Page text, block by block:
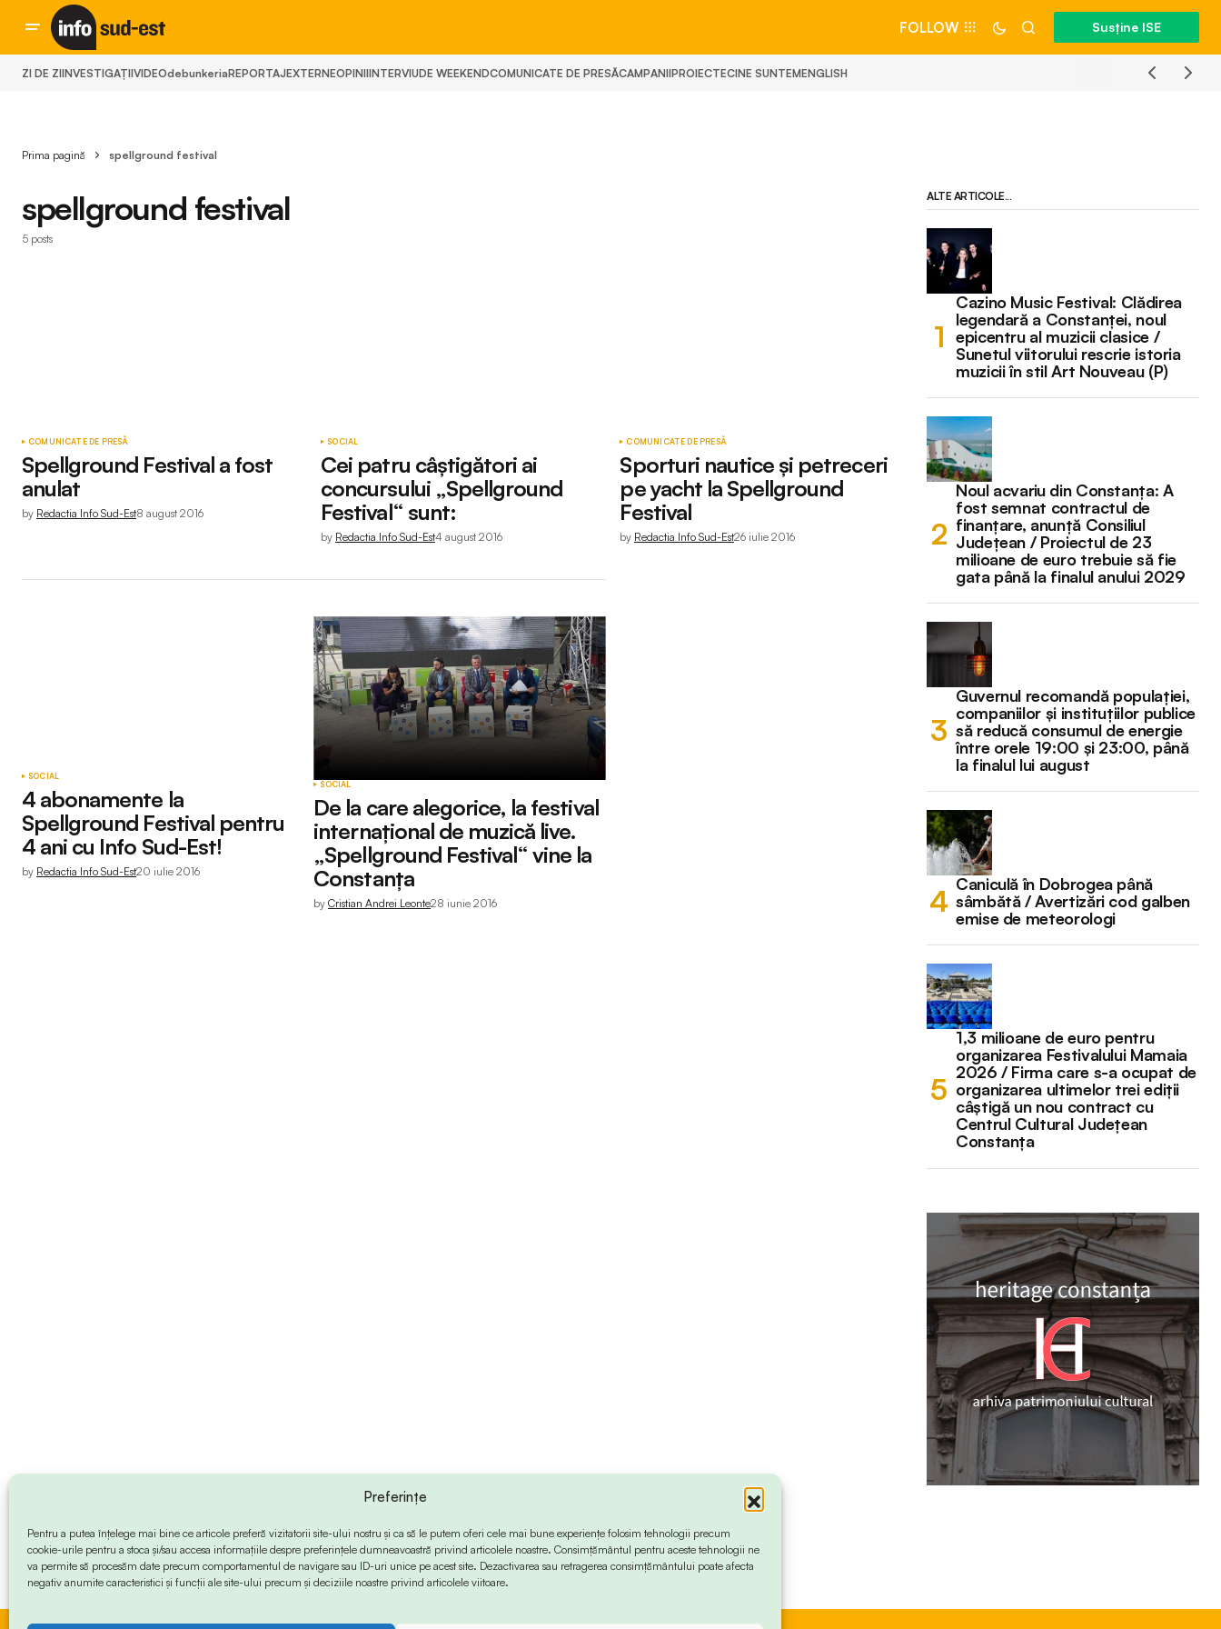
Preferințe
Pentru a putea înțelege mai bine ce articole preferă vizitatorii site-ului nostru și ca să le putem oferi cele mai bune experiențe folosim tehnologii precum
cookie-urile pentru a stoca și/sau accesa informațiile despre preferințele dumneavoastră privind articolele noastre. Consimțământul pentru aceste tehnologii ne
va permite să procesăm date precum comportamentul de navigare sau ID-uri unice pe acest site. Dezactivarea sau retragerea consimțământului poate afecta
negativ anumite caracteristici și funcții ale site-ului precum și deciziile noastre privind articolele viitoare.
FOLLOW Susține ISE
ZI DE ZIINVESTIGAȚIIVIDEOdebunkeriaREPORTAJEXTERNEOPINIIINTERVIUDE WEEKENDCOMUNICATE DE PRESĂCAMPANIIPROIECTECINE SUNTEMENGLISH
Prima pagină spellground festival
spellground festival
5 posts
COMUNICATE DE PRESĂ
Spellground Festival a fost
anulat
by Redactia Info Sud-Est8 august 2016
SOCIAL
Cei patru câștigători ai
concursului „Spellground
Festival“ sunt:
by Redactia Info Sud-Est4 august 2016
COMUNICATE DE PRESĂ
Sporturi nautice și petreceri
pe yacht la Spellground
Festival
by Redactia Info Sud-Est26 iulie 2016
SOCIAL
4 abonamente la
Spellground Festival pentru
4 ani cu Info Sud-Est!
by Redactia Info Sud-Est20 iulie 2016
SOCIAL
De la care alegorice, la festival
internațional de muzică live.
„Spellground Festival“ vine la
Constanța
by Cristian Andrei Leonte28 iunie 2016
ALTE ARTICOLE...
Cazino Music Festival: Clădirea
legendară a Constanței, noul
epicentru al muzicii clasice /
Sunetul viitorului rescrie istoria
muzicii în stil Art Nouveau (P)
Noul acvariu din Constanța: A
fost semnat contractul de
finanțare, anunță Consiliul
Județean / Proiectul de 23
milioane de euro trebuie să fie
gata până la finalul anului 2029
Guvernul recomandă populației,
companiilor și instituțiilor publice
să reducă consumul de energie
între orele 19:00 și 23:00, până
la finalul lui august
Caniculă în Dobrogea până
sâmbătă / Avertizări cod galben
emise de meteorologi
1,3 milioane de euro pentru
organizarea Festivalului Mamaia
2026 / Firma care s-a ocupat de
organizarea ultimelor trei ediții
câștigă un nou contract cu
Centrul Cultural Județean
Constanța